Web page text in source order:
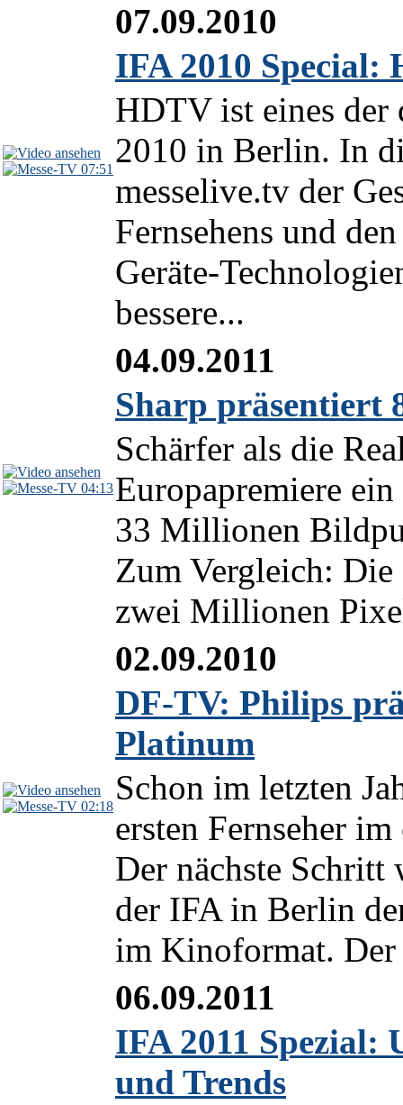
07:51
07.09.2010
IFA 2010 Special:
HDTV ist eines der
2010 in Berlin. In
messelive.tv der
Fernsehens und
Geräte-
bessere...
04:13
04.09.2011
Sharp präsentiert
Schärfer als die
Europapremiere
33 Millionen
Zum Vergleich:
zwei Millionen
02:18
02.09.2010
DF-TV: Philips
Platinum
Schon im letzten
ersten Fernseher
Der nächste
der IFA in Berlin
im Kinoformat. Der
06.09.2011
IFA 2011 Spezial:
und Trends